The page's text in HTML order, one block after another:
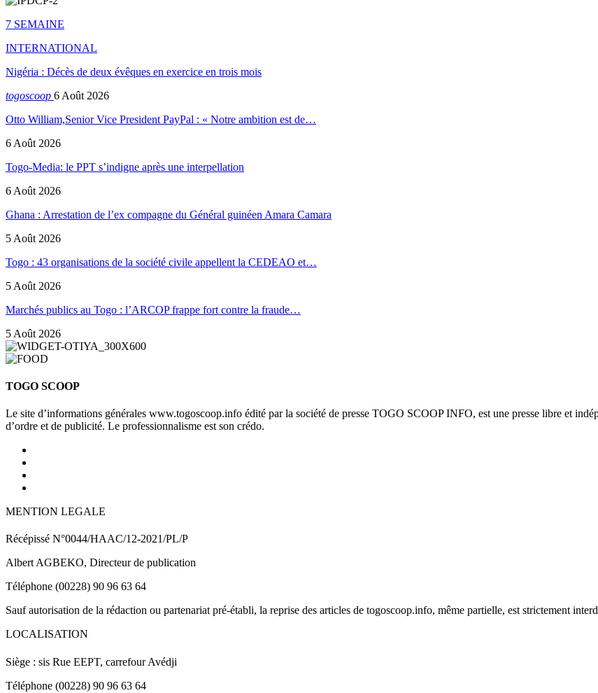
7 SEMAINE
INTERNATIONAL
Nigéria : Décès de deux évêques en exercice en trois mois
togoscoop 6 Août 2026
Otto William,Senior Vice President PayPal : « Notre ambition est de…
6 Août 2026
Togo-Media: le PPT s’indigne après une interpellation
6 Août 2026
Ghana : Arrestation de l’ex compagne du Général guinéen Amara Camara
5 Août 2026
Togo : 43 organisations de la société civile appellent la CEDEAO et…
5 Août 2026
Marchés publics au Togo : l’ARCOP frappe fort contre la fraude…
5 Août 2026
TOGO SCOOP
Le site d’informations générales www.togoscoop.info édité par la société de presse TOGO SCOOP INFO, est une presse libre et
d’ordre et de publicité. Le professionnalisme est son crédo.
MENTION LEGALE
Récépissé N°0044/HAAC/12-2021/PL/P
Albert AGBEKO, Directeur de publication
Téléphone (00228) 90 96 63 64
Sauf autorisation de la rédaction ou partenariat pré-établi, la reprise des articles de togoscoop.info, même partielle, est strictement
LOCALISATION
Siège : sis Rue EEPT, carrefour Avédji
Téléphone (00228) 90 96 63 64